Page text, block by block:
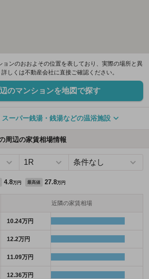
ンのおおよその位置を表しており、実際の場所と異
しくは不動産会社に直接ご確認ください。
のマンションを地図で探す
ーパー銭湯・銭湯などの温浴施設
周辺の家賃相場情報
4.8万円 最高値 27.8万円
近隣の家賃相場
10.24万円
12.2万円
11.09万円
12.36万円